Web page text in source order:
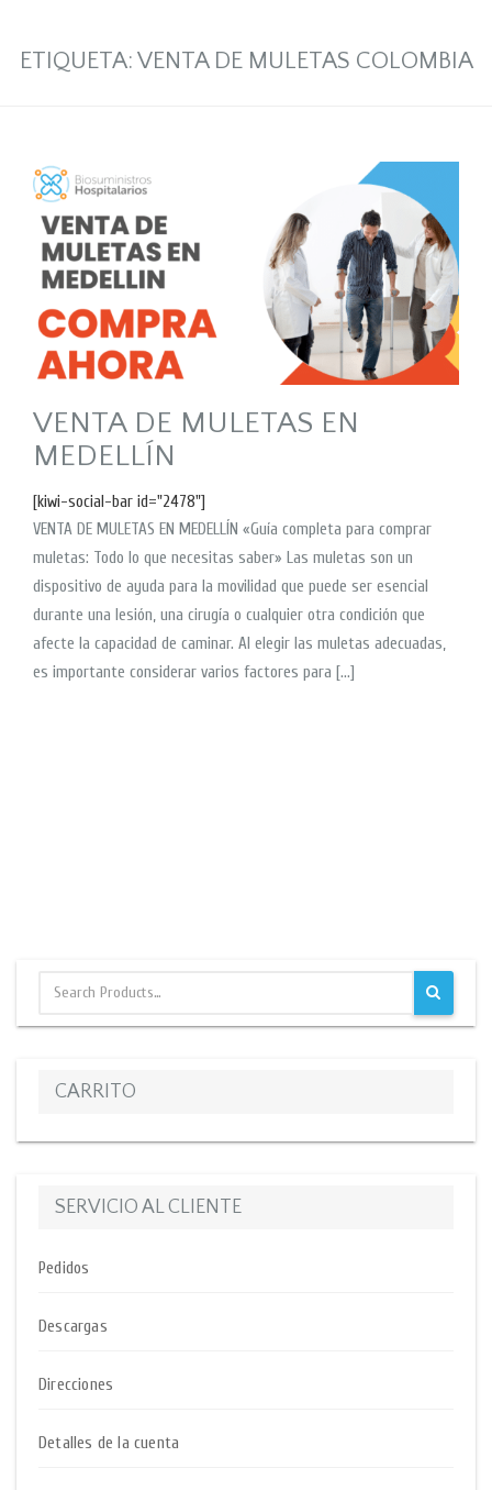
ETIQUETA: VENTA DE MULETAS COLOMBIA
VENTA DE MULETAS EN
MEDELLÍN
[kiwi-social-bar id="2478"]
VENTA DE MULETAS EN MEDELLÍN «Guía completa para comprar
muletas: Todo lo que necesitas saber» Las muletas son un
dispositivo de ayuda para la movilidad que puede ser esencial
durante una lesión, una cirugía o cualquier otra condición que
afecte la capacidad de caminar. Al elegir las muletas adecuadas,
es importante considerar varios factores para […]
CARRITO
SERVICIO AL CLIENTE
Pedidos
Descargas
Direcciones
Detalles de la cuenta